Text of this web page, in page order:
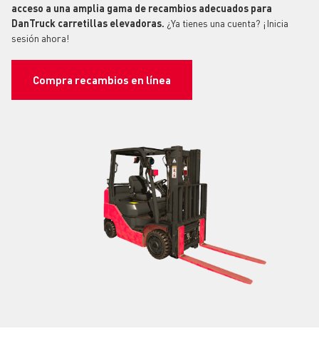
acceso a una amplia gama de recambios adecuados para
DanTruck carretillas elevadoras. ¿Ya tienes una cuenta? ¡Inicia
sesión ahora!
Compra recambios en línea